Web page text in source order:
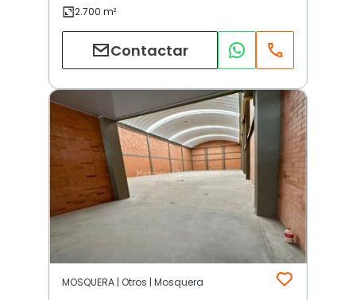
Contactar
MOSQUERA | Otros | Mosquera